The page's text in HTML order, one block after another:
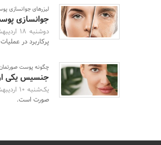
لیزرهای جوانسازی
جوانسازی
دوشنبه 18 اردیبهشت 02، 00:18 -
پرکاربرد در
چگونه پوست
جنسیس یکی
یک‌شنبه 10 اردیبهشت 02، 23:52 -
صورت است.